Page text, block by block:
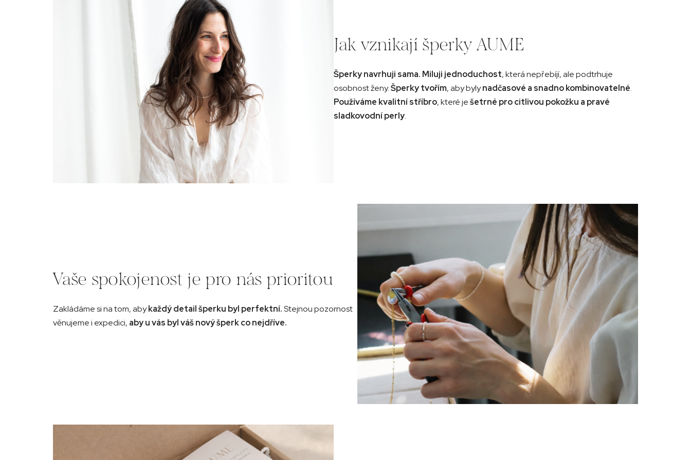
p
i
u
Jak vznikají šperky AUME
Šperky navrhuji sama. Miluji jednoduchost, která nepřebíjí, ale podtrhuje
osobnost ženy.Šperky tvořím, aby bylynadčasové a snadno kombinovatelné.
Používáme kvalitní stříbro, které ješetrné pro citlivou pokožku a pravé
sladkovodní perly.
Vaše spokojenost je pro nás prioritou
Zakládáme si na tom, abykaždý detail šperku byl perfektní.Stejnou pozornost
věnujeme i expedici, aby u vás byl váš nový šperk co nejdříve.